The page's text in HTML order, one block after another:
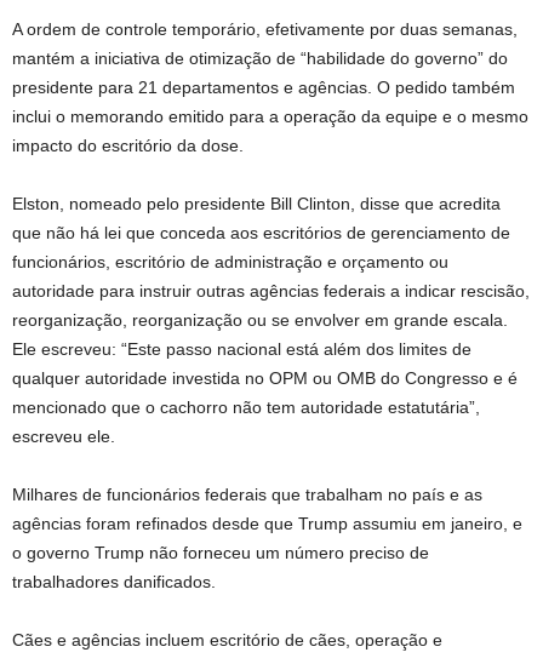
A ordem de controle temporário, efetivamente por duas semanas,
mantém a iniciativa de otimização de “habilidade do governo” do
presidente para 21 departamentos e agências. O pedido também
inclui o memorando emitido para a operação da equipe e o mesmo
impacto do escritório da dose.
Elston, nomeado pelo presidente Bill Clinton, disse que acredita
que não há lei que conceda aos escritórios de gerenciamento de
funcionários, escritório de administração e orçamento ou
autoridade para instruir outras agências federais a indicar rescisão,
reorganização, reorganização ou se envolver em grande escala.
Ele escreveu: “Este passo nacional está além dos limites de
qualquer autoridade investida no OPM ou OMB do Congresso e é
mencionado que o cachorro não tem autoridade estatutária”,
escreveu ele.
Milhares de funcionários federais que trabalham no país e as
agências foram refinados desde que Trump assumiu em janeiro, e
o governo Trump não forneceu um número preciso de
trabalhadores danificados.
Cães e agências incluem escritório de cães, operação e